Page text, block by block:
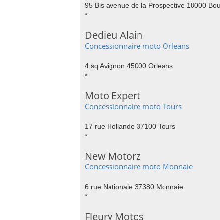
95 Bis avenue de la Prospective 18000
*
Dedieu Alain
Concessionnaire moto Orleans
4 sq Avignon 45000 Orleans
*
Moto Expert
Concessionnaire moto Tours
17 rue Hollande 37100 Tours
*
New Motorz
Concessionnaire moto Monnaie
6 rue Nationale 37380 Monnaie
*
Fleury Motos